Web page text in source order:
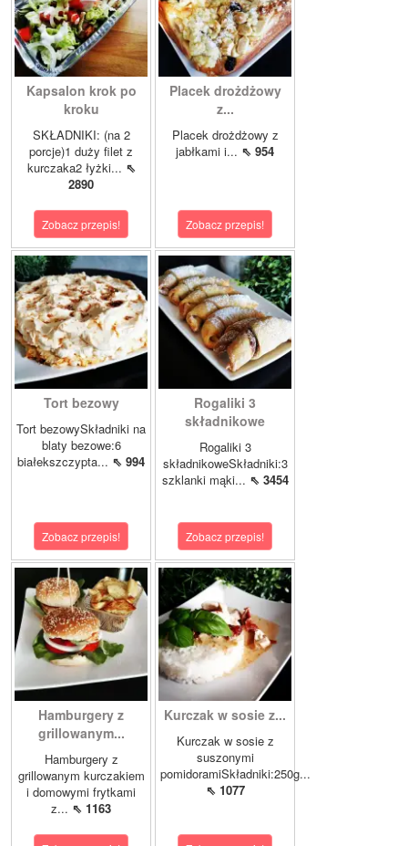
Kapsalon krok po
kroku
SKŁADNIKI: (na 2
porcje)1 duży filet z
kurczaka2 łyżki... ⇖
2890
Zobacz przepis!
Placek drożdżowy
z...
Placek drożdżowy z
jabłkami i... ⇖ 954
Zobacz przepis!
Tort bezowy
Tort bezowySkładniki na
blaty bezowe:6
białekszczypta... ⇖ 994
Zobacz przepis!
Rogaliki 3
składnikowe
Rogaliki 3
składnikoweSkładniki:3
szklanki mąki... ⇖ 3454
Zobacz przepis!
Hamburgery z
grillowanym...
Hamburgery z
grillowanym kurczakiem
i domowymi frytkami
z... ⇖ 1163
Kurczak w sosie z...
Kurczak w sosie z
suszonymi
pomidoramiSkładniki:250g...
⇖ 1077